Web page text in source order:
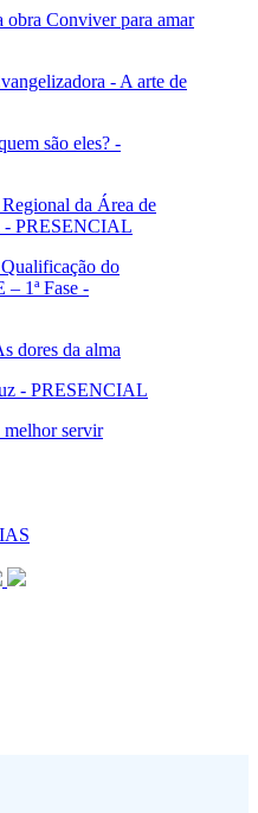
obra Conviver para amar
- A arte de
são eles? -
da Área de
- PRESENCIAL
do
1ª Fase -
dores da alma
- PRESENCIAL
servir